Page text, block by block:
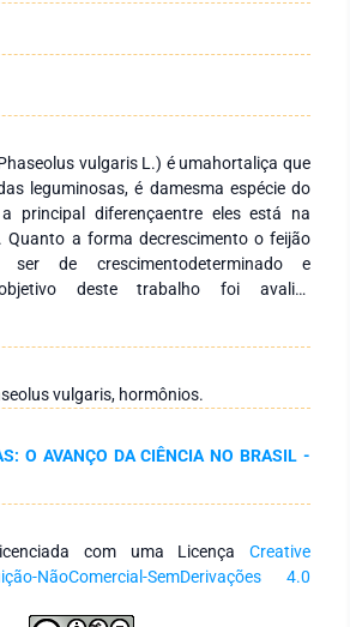
vulgaris L.) é umahortaliça que
leguminosas, é damesma espécie do
principal diferençaentre eles está na
Quanto a forma decrescimento o feijão
de crescimentodeterminado e
objetivo deste trabalho foi avaliar
sistema radicular do feijão de vagemem
Experimental daPontifícia Universidade
localizado no Oeste do
sedeu na casa de vegetação da
utilizado o feijão de vagem
L.) davariedade Manteiga Baixo,
0 (testemunha), 5, 10 e
nassementes no momento da
ecinco repetições. Aos 14 dias
realizadaa avaliação do crescimento do
comuso de paquímetro e os dados
como software Sisvar e submetidos a
vulgaris, hormônios.
O AVANÇO DA CIÊNCIA NO BRASIL -
com uma Licença Creative
NãoComercial-SemDerivações 4.0